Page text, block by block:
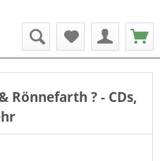
Rönnefarth ? - CDs,